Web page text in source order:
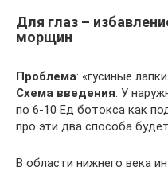
Для глаз –
морщин
Проблема: «гусиные
Схема введения: У
по 6-10 Ед ботокса как
про эти два способа
В области нижнего века